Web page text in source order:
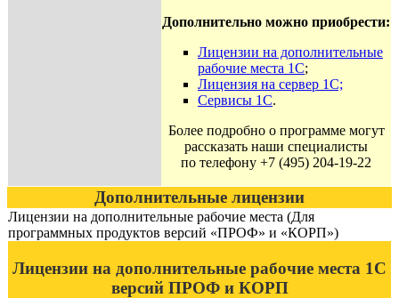
Дополнительно можно приобрести:
Лицензии на дополнительные
рабочие места 1С;
Лицензия на сервер 1С;
Сервисы 1С.
Более подробно о программе могут
рассказать наши специалисты
по телефону +7 (495) 204-19-22
Дополнительные лицензии
Лицензии на дополнительные рабочие места (Для
программных продуктов версий «ПРОФ» и «КОРП»)
Лицензии на дополнительные рабочие места 1С
версий ПРОФ и КОРП